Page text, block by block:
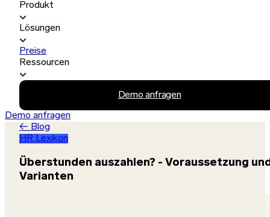
Produkt
Lösungen
Preise
Ressourcen
Demo anfragen
Demo anfragen
← Blog
HR Lexikon
Überstunden auszahlen? - Voraussetzung
Varianten